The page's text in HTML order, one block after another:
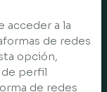
acceder a la
de redes
opción,
de perfil
de redes